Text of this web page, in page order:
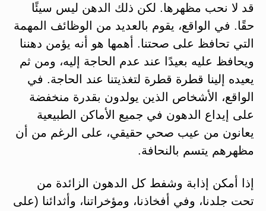
قد لا نحب مظهرها. لكن ذلك الدهن ليس سيئًا
حقًا. في الواقع، يقوم بالعديد من الوظائف المهمة
التي تحافظ على صحتنا. أهمها هو أنه يؤمن دهننا
ويحافظ عليه بعيدًا عند عدم الحاجة إليه، ومن ثم
يعيده إلينا قطرة قطرة لتغذيتنا عند الحاجة. في
الواقع، الأشخاص الذين يولدون بقدرة منخفضة
على إيداع الدهون في جميع الأماكن الطبيعية
يعانون من عيب صحي حقيقي، على الرغم من أن
مظهرهم يتسم بالنحافة.
إذا أمكن إذابة وشفط كل الدهون الزائدة من
تحت جلدنا، وفي أفخاذنا، ومؤخراتنا، وأثدائنا (على